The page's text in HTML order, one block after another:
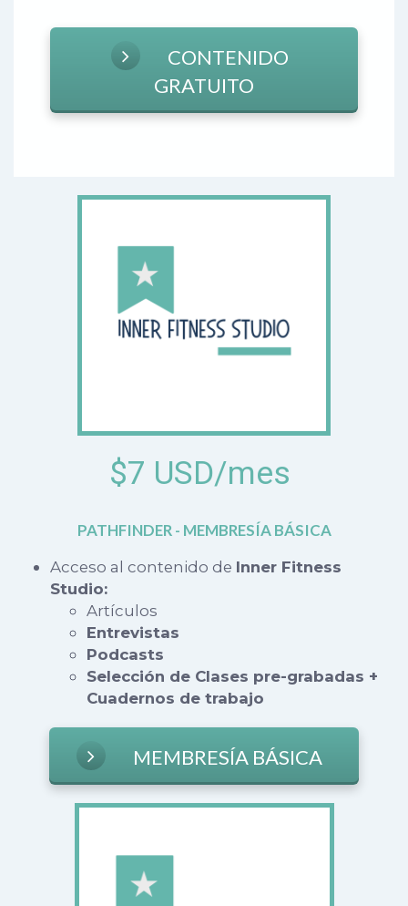
CONTENIDO
GRATUITO
$7 USD/mes
PATHFINDER - MEMBRESÍA BÁSICA
Acceso al contenido de Inner Fitness
Studio:
Artículos
Entrevistas
Podcasts
Selección de Clases pre-grabadas +
Cuadernos de trabajo
MEMBRESÍA BÁSICA